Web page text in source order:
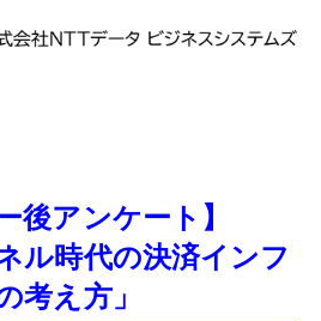
後アンケート】
ル時代の決済インフ
考え方」